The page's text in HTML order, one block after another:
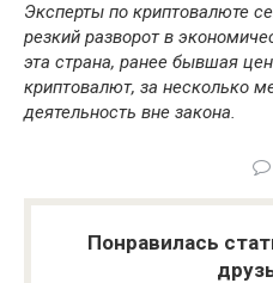
Эксперты по криптовалюте
резкий разворот в
эта страна, ранее бывшая
криптовалют, за несколько
деятельность вне закона.
Понравилась